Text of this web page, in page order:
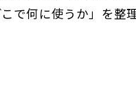
定方法
イド
で何に使うか」を整